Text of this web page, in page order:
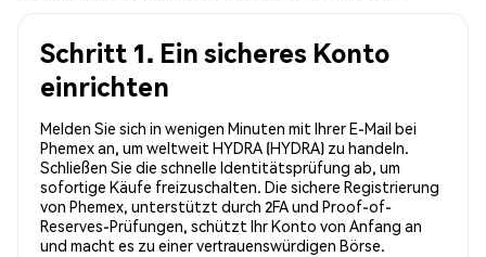
Schritt 1. Ein sicheres Konto
einrichten
Melden Sie sich in wenigen Minuten mit Ihrer E-Mail bei
Phemex an, um weltweit HYDRA (HYDRA) zu handeln.
Schließen Sie die schnelle Identitätsprüfung ab, um
sofortige Käufe freizuschalten. Die sichere Registrierung
von Phemex, unterstützt durch 2FA und Proof-of-
Reserves-Prüfungen, schützt Ihr Konto von Anfang an
und macht es zu einer vertrauenswürdigen Börse.